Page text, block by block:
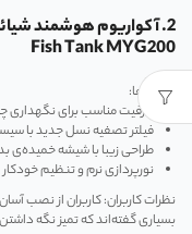
Fish Tank MYG200
ویژگی‌ها:
ظرفیت مناسب برای
فیلتر تصفیه نسل جدید با
طراحی زیبا با شیشه خمیده‌ی
نورپردازی نرم و تنظیم
نظرات کاربران: کاربران از نصب
بسیاری گفته‌اند که تمیز نگه